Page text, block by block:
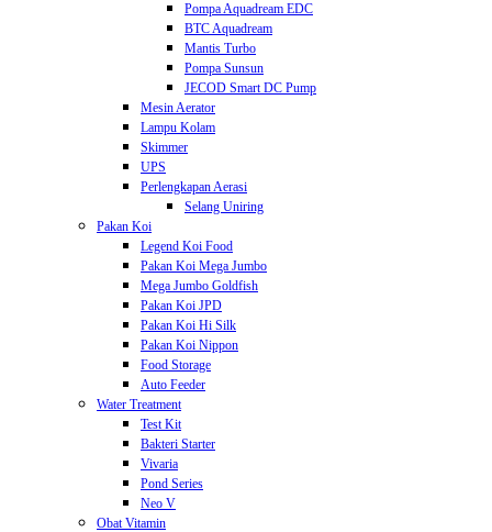
Pompa Aquadream EDC
BTC Aquadream
Mantis Turbo
Pompa Sunsun
JECOD Smart DC Pump
Mesin Aerator
Lampu Kolam
Skimmer
UPS
Perlengkapan Aerasi
Selang Uniring
Pakan Koi
Legend Koi Food
Pakan Koi Mega Jumbo
Mega Jumbo Goldfish
Pakan Koi JPD
Pakan Koi Hi Silk
Pakan Koi Nippon
Food Storage
Auto Feeder
Water Treatment
Test Kit
Bakteri Starter
Vivaria
Pond Series
Neo V
Obat Vitamin